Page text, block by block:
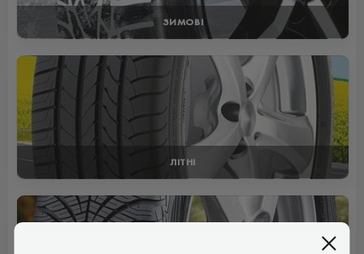
ЗИМОВІ
ЛІТНІ